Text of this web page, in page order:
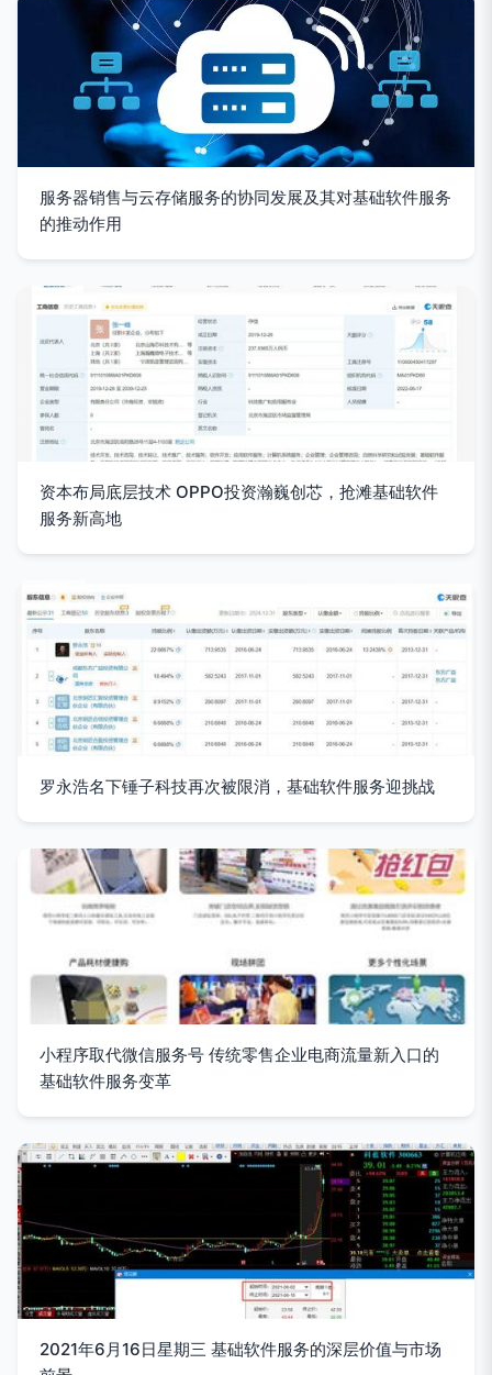
服务器销售与云存储服务的协同发展及其对基础软件服务
的推动作用
资本布局底层技术 OPPO投资瀚巍创芯，抢滩基础软件
服务新高地
罗永浩名下锤子科技再次被限消，基础软件服务迎挑战
小程序取代微信服务号 传统零售企业电商流量新入口的
基础软件服务变革
2021年6月16日星期三 基础软件服务的深层价值与市场